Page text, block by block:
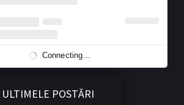
noastră, ne puteți
Mulțumim!
ULTIMELE POSTĂRI
Connecting...